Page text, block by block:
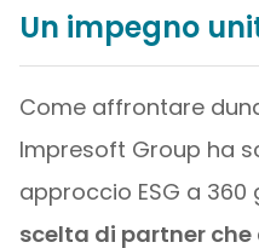
Un impegno
Come affrontare
Impresoft Group ha
approccio ESG a 360
scelta di partner